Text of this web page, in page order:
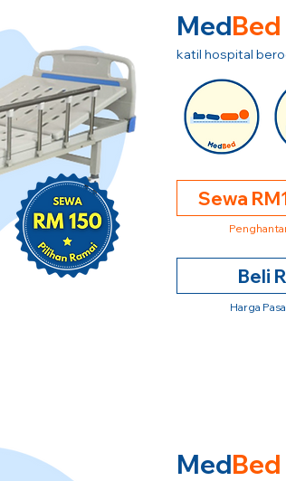
MedBed
katil hospital
Sewa
Beli
Harga
MedBed